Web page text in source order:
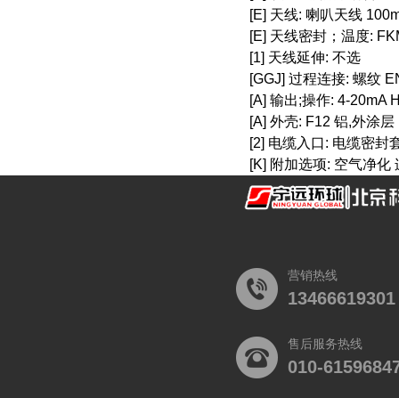
[E] 天线: 喇叭天线
[E] 天线密封；温度:
[1] 天线延伸: 不选
[GGJ] 过程连接: 螺纹
[A] 输出;操作: 4-20mA
[A] 外壳: F12 铝,外涂
[2] 电缆入口: 电缆密封
[K] 附加选项: 空气净化
营销热线
13466619301
售后服务热线
010-